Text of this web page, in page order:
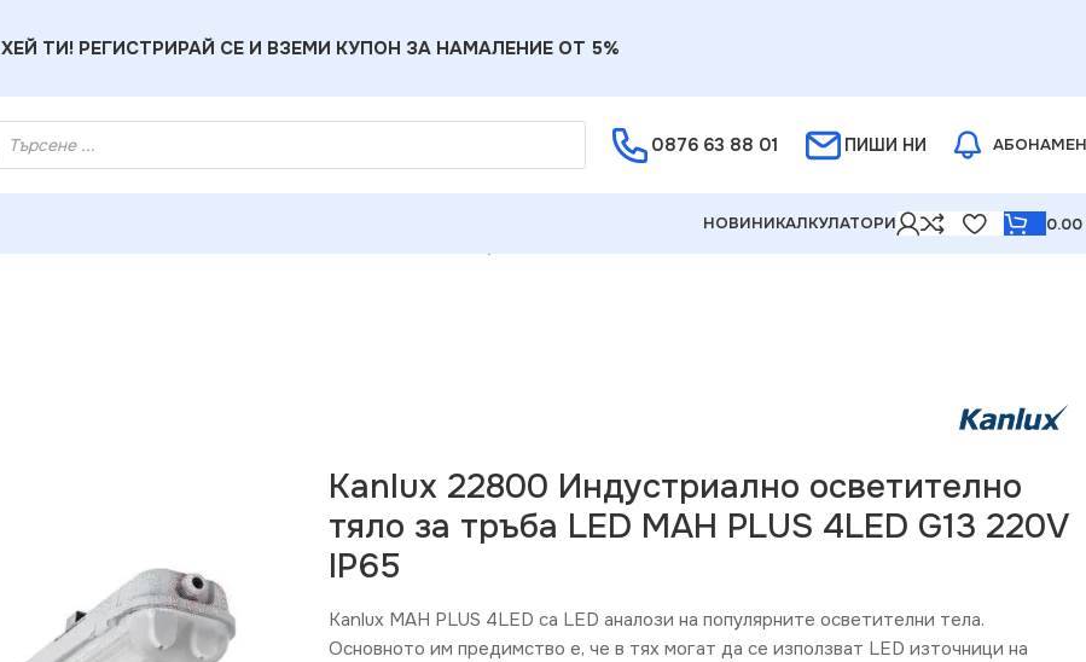
ХЕЙ ТИ! РЕГИСТРИРАЙ СЕ И ВЗЕМИ КУПОН ЗА НАМАЛЕНИЕ ОТ 5%
0876 63 88 01 ПИШИ НИ
НОВИНИКАЛКУЛАТОРИ 0.00
Kanlux 22800 Индустриално осветително
тяло за тръба LED MAH PLUS 4LED G13 220V
IP65
Kanlux MAH PLUS 4LED са LED аналози на популярните осветителни тела.
Основното им предимство е, че в тях могат да се използват LED източници на